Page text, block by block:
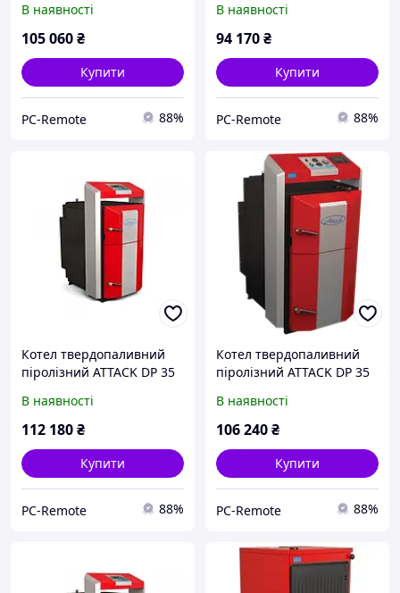
В наявності
105 060₴
Купити
PC-Remote 88%
дровах
В наявності
94 170₴
Купити
PC-Remote 88%
Котел твердопаливний
піролізний ATTACK DP 35
В наявності
112 180₴
Купити
PC-Remote 88%
Котел твердопаливний
піролізний ATTACK DP 35
дровах
В наявності
106 240₴
Купити
PC-Remote 88%